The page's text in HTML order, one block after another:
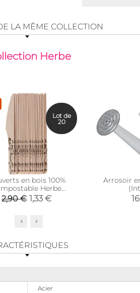
LA MÊME COLLECTION
Herbe
en bois 100%
Herbe
Lot de 20)
2,90 € 1,33 €
Lot de
20
Arrosoir
Acier